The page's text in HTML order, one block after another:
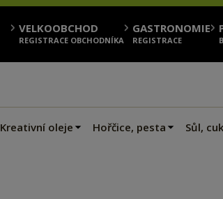
VELKOOBCHOD
REGISTRACE OBCHODNÍKA
GASTRONOMIE
REGISTRACE
Kreativní oleje Hořčice, pesta Sůl,